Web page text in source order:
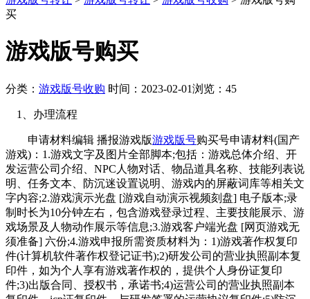
买
游戏版号购买
分类： 游戏版号收购 时间：2023-02-01浏览：45
1、办理流程
申请材料编辑 播报游戏版游戏版号购买号申请材料(国产
游戏)：1.游戏文字及图片全部脚本;包括：游戏总体介绍、开
发运营公司介绍、NPC人物对话、物品道具名称、技能列表说
明、任务文本、防沉迷设置说明、游戏内的屏蔽词库等相关文
字内容;2.游戏演示光盘 [游戏自动演示视频刻盘] 电子版本;录
制时长为10分钟左右，包含游戏登录过程、主要技能展示、游
戏场景及人物动作展示等信息;3.游戏客户端光盘 [网页游戏无
须准备] 六份;4.游戏申报所需资质材料为：1)游戏著作权复印
件(计算机软件著作权登记证书);2)研发公司的营业执照副本复
印件，如为个人享有游戏著作权的，提供个人身份证复印
件;3)出版合同、授权书，承诺书;4)运营公司的营业执照副本